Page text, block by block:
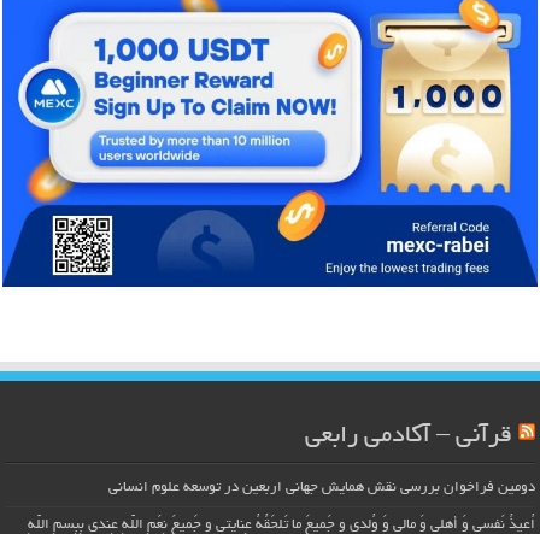
قرآنی – آکادمی رابعی
دومین فراخوان بررسی نقش همایش جهانی اربعین در توسعه علوم انسانی
اُعیذُ نَفسی وَ أهلی وَ مالی وَ وُلدی و جَمیعَ ما تَلحَقُهُ عِنایتی و جَمیعَ نِعَمِ اللّهِ عِندی بِبِسمِ اللّهِ